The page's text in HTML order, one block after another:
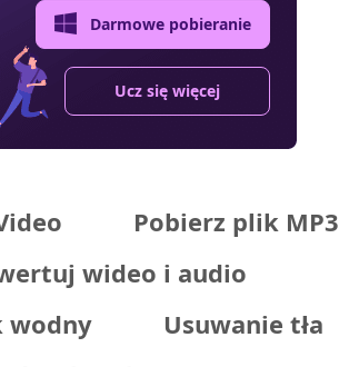
Darmowe pobieranie
Ucz się więcej
Pobierz plik MP3
wideo i audio
wodny
Usuwanie tła